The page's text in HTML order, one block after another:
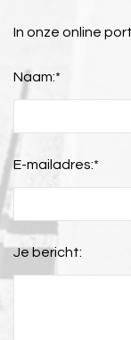
In onze online
Naam:*
E-mailadres:*
Je bericht: